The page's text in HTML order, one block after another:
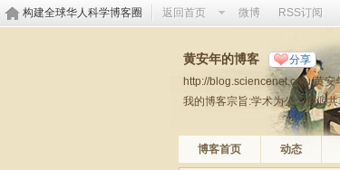
构建全球华人科学博客圈 返回首页 微博 RSS订阅
黄安年的博客 分享
http://blog.sciencenet.cn/u/黄安
我的博客宗旨:学术为公、资源
博客首页 动态